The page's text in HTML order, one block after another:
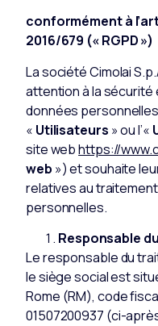
conformément à
2016/679 (« RGPD »)
La société Cimolai
attention à la sécurité
données
« Utilisateurs » ou l’«
site webhttps://
web ») et souhaite
relatives au
personnelles.
Responsable
Le responsable du
le siège social est
Rome (RM), code
01507200937 (ci-